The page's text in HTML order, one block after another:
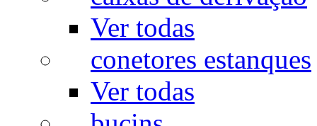
Ver todas
conetores estanques
Ver todas